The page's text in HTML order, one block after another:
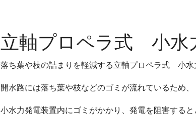
立軸プロペラ式 小水
落ち葉や枝の詰まりを軽減する立軸プロペラ式 小水
開水路には落ち葉や枝などのゴミが流れているため、
小水力発電装置内にゴミがかかり、発電を阻害すると